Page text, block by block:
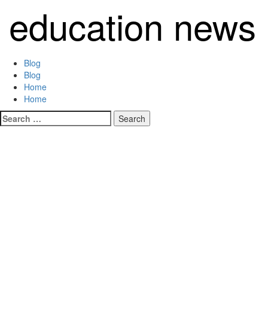
content
education news
Primary
Menu
Blog
Blog
Home
Home
Search
for: